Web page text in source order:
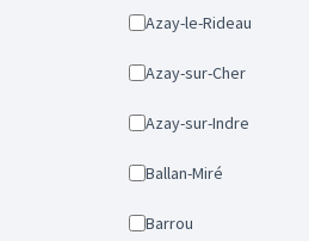
Azay-le-Rideau
Azay-sur-Cher
Azay-sur-Indre
Ballan-Miré
Barrou